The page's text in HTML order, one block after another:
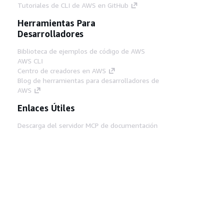
Tutoriales de CLI de AWS en GitHub
Herramientas Para
Desarrolladores
Biblioteca de ejemplos de código de AWS
AWS CLI
Centro de creadores en AWS
Blog de herramientas para desarrolladores de
AWS
Enlaces Útiles
Descarga del servidor MCP de documentación